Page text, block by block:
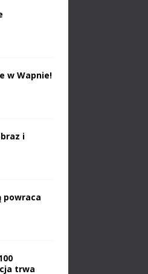
w Wapnie!
i
powraca
trwa